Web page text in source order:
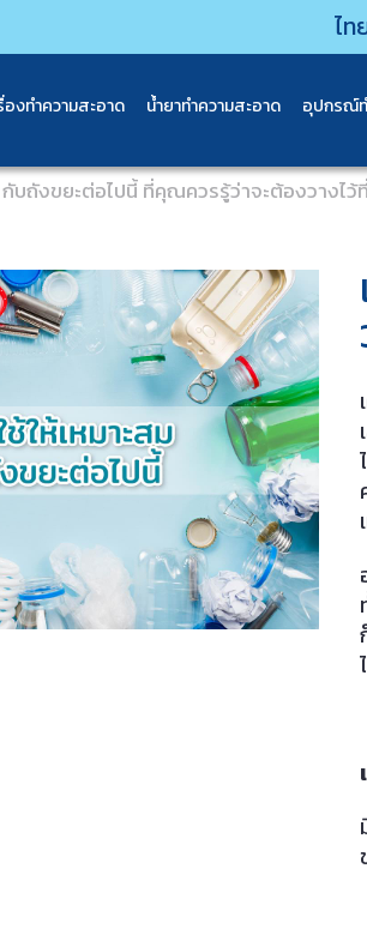
ไท
องทำความสะอาด น้ำยาทำความสะอาด อุปกรณ์ท
กับถังขยะต่อไปนี้ ที่คุณควรรู้ว่าจะต้องวางไว้